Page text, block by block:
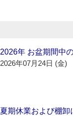
2026年 お盆期間中
2026年07月24日 (金)
夏期休業および棚卸